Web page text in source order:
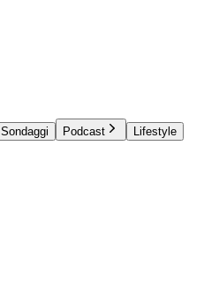
Sondaggi Podcast
Lifestyle